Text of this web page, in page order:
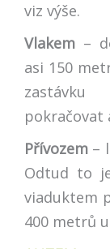
viz výše.
Vlakem –
asi 150
pokračovat
Přívozem –
Odtud to
viaduktem
400 metrů